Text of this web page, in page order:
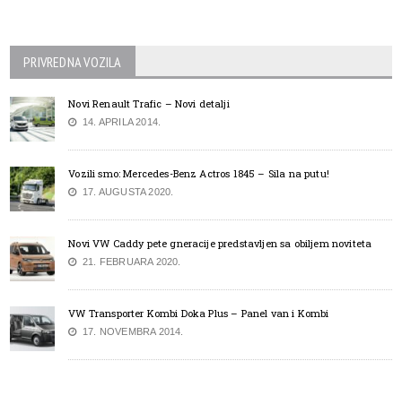
PRIVREDNA VOZILA
Novi Renault Trafic – Novi detalji
14. APRILA 2014.
Vozili smo: Mercedes-Benz Actros 1845 – Sila na putu!
17. AUGUSTA 2020.
Novi VW Caddy pete gneracije predstavljen sa obiljem noviteta
21. FEBRUARA 2020.
VW Transporter Kombi Doka Plus – Panel van i Kombi
17. NOVEMBRA 2014.